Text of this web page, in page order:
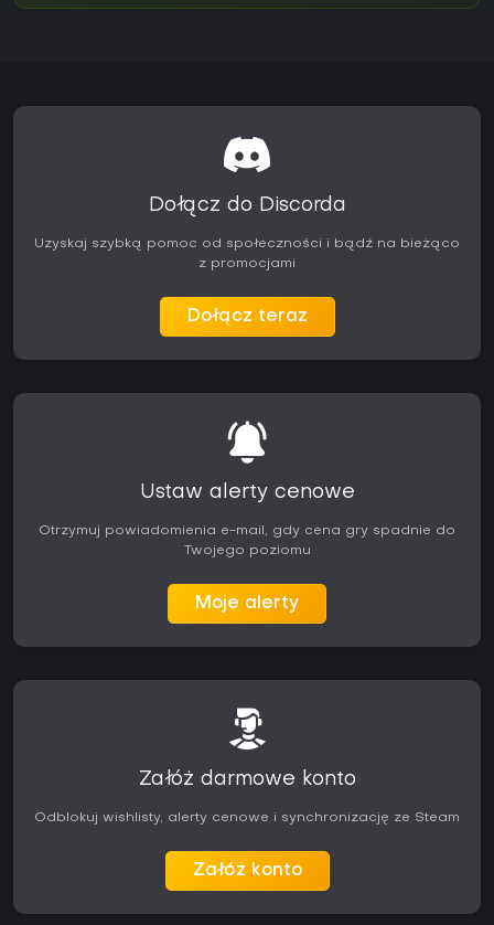
Dołącz do Discorda
Uzyskaj szybką pomoc od społeczności i bądź na bieżąco
z promocjami
Dołącz teraz
Ustaw alerty cenowe
Otrzymuj powiadomienia e-mail, gdy cena gry spadnie do
Twojego poziomu
Moje alerty
Załóż darmowe konto
Odblokuj wishlisty, alerty cenowe i synchronizację ze Steam
Załóż konto